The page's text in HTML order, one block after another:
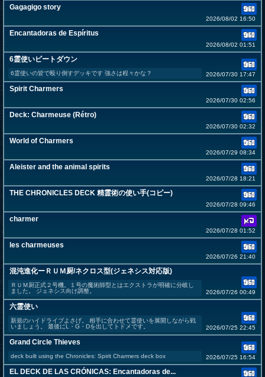
Gagagigo story
2026/08/02 16:50
Encantadoras de Espíritus
2026/08/02 01:51
6霊使いビートダウン
6霊使いの皆で殴り倒すデッキです 強さは程々かな？ 2026/07/30 17:47
Spirit Charmers
2026/07/30 02:56
Deck: Charmeuse (Rétro)
2026/07/30 02:32
World of Charmers
2026/07/29 08:34
Aleister and the animal spirits
2026/07/28 18:21
THE CHRONICLES DECK 精霊術の使い手(コピー)
2026/07/28 09:46
charmer
2026/07/28 01:52
les charmeuses
2026/07/26 21:40
混沌進化ーＲＵＭ厨/ネクロス型(ジェネシス対応版)
ＲＵＭ厨正式２号機。１号の魔術師型とはエクストラが明確に分岐し
ました。 ジェネシス向け調整。
2026/07/26 00:49
六霊使い
新規のハイドライブよさげ。 相手に合わせて霊使いを展開しながら戦
いましょう。 最後にL・G・Dを出してトドメです。
2026/07/25 22:45
Grand Circle Thieves
deck built using the Chronicles: Spirit Charmers deck box 2026/07/25 16:54
EL DECK DE LAS CRÓNICAS: Encantadoras de...